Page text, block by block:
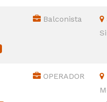
Balconista
OPERADOR